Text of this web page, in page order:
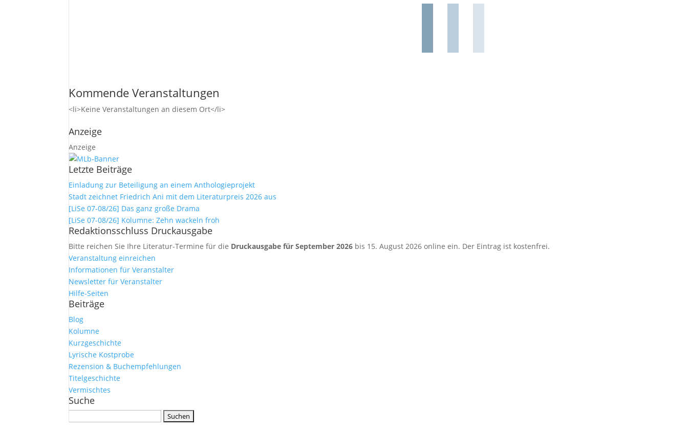
Kommende Veranstaltungen
<li>Keine Veranstaltungen an diesem Ort</li>
Anzeige
Anzeige
Letzte Beiträge
Einladung zur Beteiligung an einem Anthologieprojekt
Stadt zeichnet Friedrich Ani mit dem Literaturpreis 2026 aus
[LiSe 07-08/26] Das ganz große Drama
[LiSe 07-08/26] Kolumne: Zehn wackeln froh
Redaktionsschluss Druckausgabe
Bitte reichen Sie Ihre Literatur-Termine für die Druckausgabe für September 2026 bis 15. August 2026 online ein. Der Eintrag ist kostenfrei.
Veranstaltung einreichen
Informationen für Veranstalter
Newsletter für Veranstalter
Hilfe-Seiten
Beiträge
Blog
Kolumne
Kurzgeschichte
Lyrische Kostprobe
Rezension & Buchempfehlungen
Titelgeschichte
Vermischtes
Suche